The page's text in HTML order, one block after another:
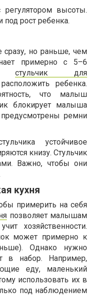
высоты.
под рост ребенка.
сразу, но раньше, чем
примерно с 5–6
стульчик для
ребенка.
что малыш
блокирует малыша
ремни
устойчивое
книзу. Стульчик
Важно, чтобы они
кухня
примерить на себя
позволяет малышам
хозяйственности.
может примерно к
Однако нужно
в набор. Например,
еду, маленький
использовать их в
под наблюдением